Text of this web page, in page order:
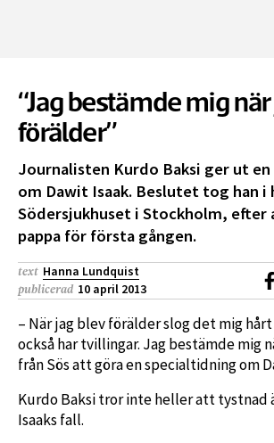
“Jag bestämde mig
förälder”
Journalisten Kurdo Baksi ger ut
om Dawit Isaak. Beslutet tog han
Södersjukhuset i Stockholm,
pappa för första gången.
text Hanna Lundquist
publicerad 10 april 2013
– När jag blev förälder slog det mig
också har tvillingar. Jag bestämde mig
från Sös att göra en specialtidning om
Kurdo Baksi tror inte heller att tystnad
Isaaks fall.